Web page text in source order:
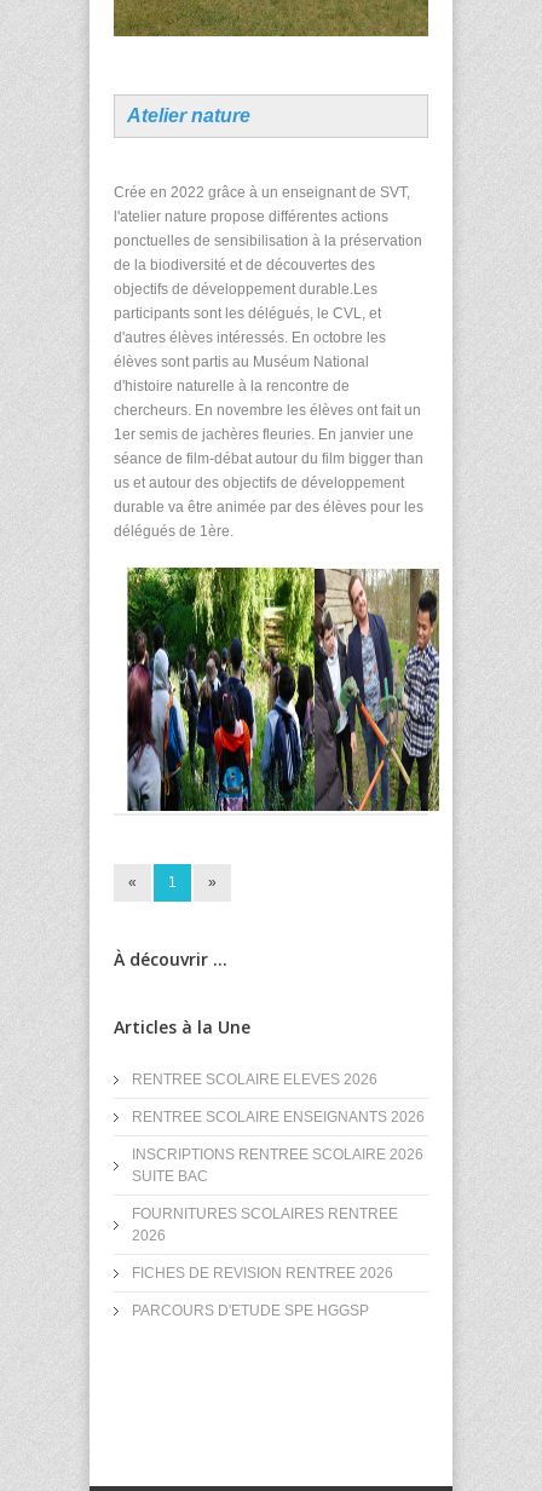
Atelier nature
Crée en 2022 grâce à un enseignant de SVT,
l'atelier nature propose différentes actions
ponctuelles de sensibilisation à la préservation
de la biodiversité et de découvertes des
objectifs de développement durable.Les
participants sont les délégués, le CVL, et
d'autres élèves intéressés. En octobre les
élèves sont partis au Muséum National
d'histoire naturelle à la rencontre de
chercheurs. En novembre les élèves ont fait un
1er semis de jachères fleuries. En janvier une
séance de film-débat autour du film bigger than
us et autour des objectifs de développement
durable va être animée par des élèves pour les
délégués de 1ère.
« 1 »
À découvrir ...
Articles à la Une
RENTREE SCOLAIRE ELEVES 2026
RENTREE SCOLAIRE ENSEIGNANTS 2026
INSCRIPTIONS RENTREE SCOLAIRE 2026
SUITE BAC
FOURNITURES SCOLAIRES RENTREE
2026
FICHES DE REVISION RENTREE 2026
PARCOURS D'ETUDE SPE HGGSP